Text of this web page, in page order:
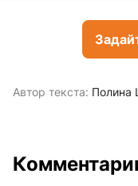
Автор текста: Полина